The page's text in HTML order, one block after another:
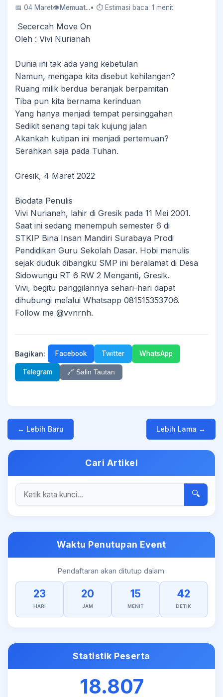
📅 04 Maret👁1 Kali Dilihat• ⏱ Estimasi baca: 1 menit
Secercah Move On
Oleh : Vivi Nurianah
Dunia ini tak ada yang kebetulan
Namun, mengapa kita disebut kehilangan?
Ruang milik berdua beranjak berpamitan
Tiba pun kita bernama kerinduan
Yang hanya menjadi tempat persinggahan
Sedikit senang tapi tak kujung jalan
Akankah kutipan ini menjadi pertemuan?
Serahkan saja pada Tuhan.
Gresik, 4 Maret 2022
Biodata Penulis
Vivi Nurianah, lahir di Gresik pada 11 Mei 2001.
Saat ini sedang menempuh semester 6 di
STKIP Bina Insan Mandiri Surabaya Prodi
Pendidikan Guru Sekolah Dasar. Hobi menulis
sejak duduk dibangku SMP ini beralamat di Desa
Sidowungu RT 6 RW 2 Menganti, Gresik.
Vivi, begitu panggilannya sehari-hari dapat
dihubungi melalui Whatsapp 081515353706.
Follow me @vvnrnh.
Bagikan: Facebook Twitter WhatsApp
Telegram 🔗 Salin Tautan
← Lebih Baru Lebih Lama →
Cari Artikel
🔍
Waktu Penutupan Event
Pendaftaran akan ditutup dalam:
23
HARI
20
JAM
15
MENIT
42
DETIK
Statistik Peserta
18.807